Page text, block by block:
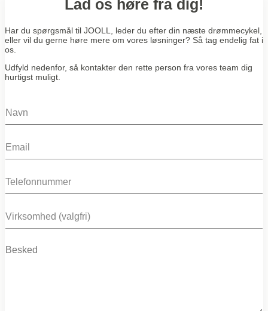
Lad os høre fra dig!
Har du spørgsmål til JOOLL, leder du efter din næste drømmecykel,
eller vil du gerne høre mere om vores løsninger? Så tag endelig fat i
os.
Udfyld nedenfor, så kontakter den rette person fra vores team dig
hurtigst muligt.
N
a
e
E
m
iP
h
n
C
o
p
M